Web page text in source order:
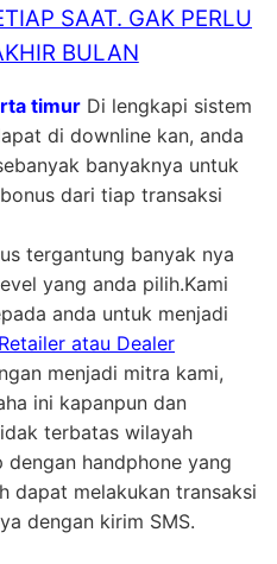
SAAT. GAK PERLU
BULAN
timur Di lengkapi sistem
di downline kan, anda
banyaknya untuk
dari tiap transaksi
tergantung banyak nya
yang anda pilih.Kami
anda untuk menjadi
atau Dealer
menjadi mitra kami,
ini kapanpun dan
terbatas wilayah
dengan handphone yang
dapat melakukan transaksi
dengan kirim SMS.